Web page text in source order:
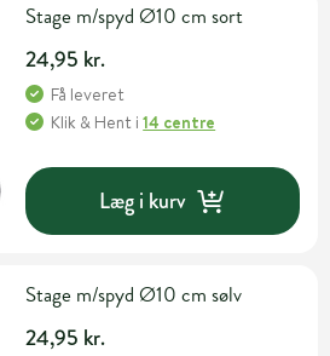
Stage m/spyd Ø10 cm sort
24,95 kr.
Få leveret
Klik & Hent i14 centre
Læg i kurv
Stage m/spyd Ø10 cm sølv
24,95 kr.